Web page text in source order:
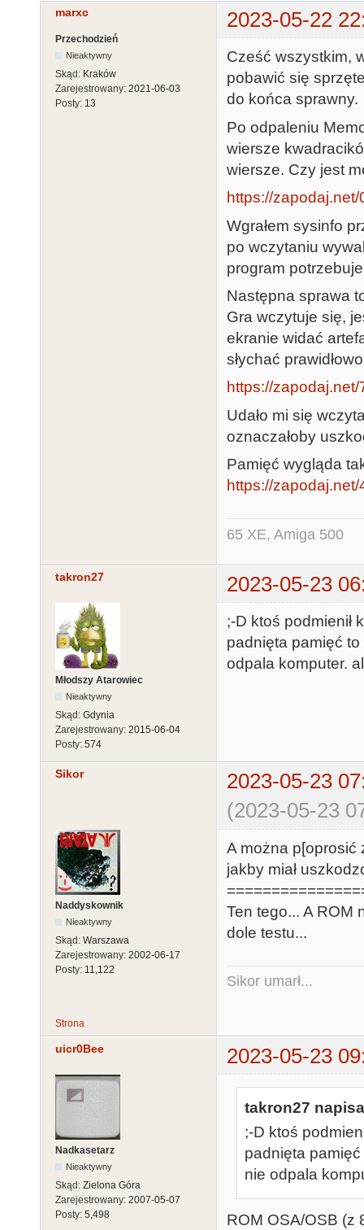
marxc 2023-05-22
Przechodzień
Nieaktywny
Skąd: Kraków
Zarejestrowany: 2021-06-03
Posty: 13
Cześć wszystkim,
pobawić się
do końca sprawny.
Po odpaleniu
wiersze
wiersze. Czy jest
https://
Wgrałem sysinfo
po wczytaniu
program
Następna sprawa
Gra wczytuje się,
ekranie widać
słychać
https://
Udało mi się
oznaczałoby
Pamięć wygląda
https://
65 XE, Amiga 500
takron27 2023-05-23
Młodszy Atarowiec
Nieaktywny
Skąd: Gdynia
Zarejestrowany: 2015-06-04
Posty: 574
;-D ktoś podmienił
padnięta pamięć
odpala komputer.
Sikor
2023-05-23
(2023-05-23
Naddyskownik
Nieaktywny
Skąd: Warszawa
Zarejestrowany: 2002-06-17
Posty: 11,122
A można p[oprosić
jakby miał
Ten tego... A ROM
dole testu...
Sikor umarł...
Strona
uicr0Bee 2023-05-23
Nadkasetarz
Nieaktywny
Skąd: Zielona Góra
Zarejestrowany: 2007-05-07
Posty: 5,498
takron27
;-D ktoś
padnięta
nie odpala
ROM OSA/OSB (z